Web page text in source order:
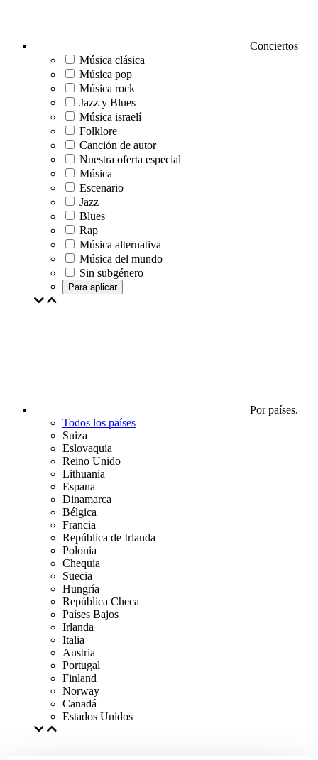
Conciertos
Música clásica
Música pop
Música rock
Jazz y Blues
Música israelí
Folklore
Canción de autor
Nuestra oferta especial
Música
Escenario
Jazz
Blues
Rap
Música alternativa
Música del mundo
Sin subgénero
Para aplicar
Por países.
Todos los países
Suiza
Eslovaquia
Reino Unido
Lithuania
Espana
Dinamarca
Bélgica
Francia
República de Irlanda
Polonia
Chequia
Suecia
Hungría
República Checa
Países Bajos
Irlanda
Italia
Austria
Portugal
Finland
Norway
Canadá
Estados Unidos